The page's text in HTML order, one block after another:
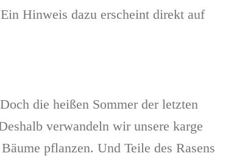
Hinweis dazu erscheint direkt auf
die heißen Sommer der letzten
verwandeln wir unsere karge
pflanzen. Und Teile des Rasens